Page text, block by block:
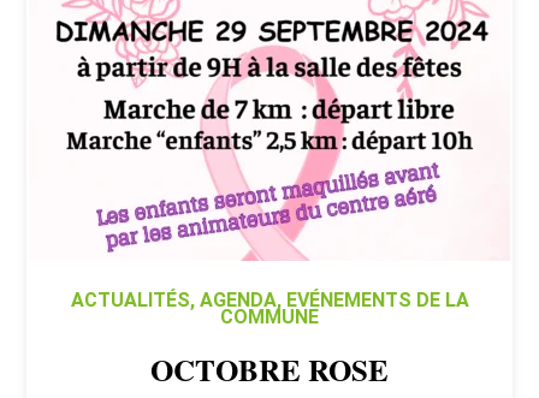
ACTUALITÉS, AGENDA, EVÉNEMENTS DE LA
COMMUNE
OCTOBRE ROSE